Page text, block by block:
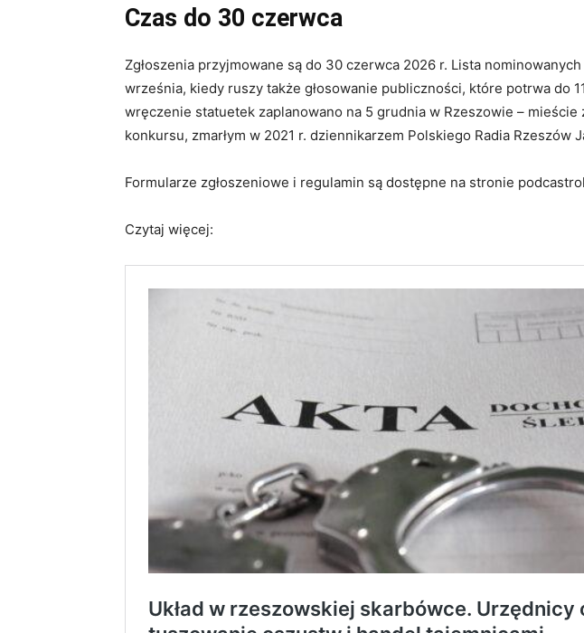
Czas do 30 czerwca
Zgłoszenia przyjmowane są do 30 czerwca 2026 r. Lista
września, kiedy ruszy także głosowanie publiczności, które potrwa do
wręczenie statuetek zaplanowano na 5 grudnia w Rzeszowie – mieście
konkursu, zmarłym w 2021 r. dziennikarzem Polskiego Radia Rzeszów
Formularze zgłoszeniowe i regulamin są dostępne na stronie
Czytaj więcej: